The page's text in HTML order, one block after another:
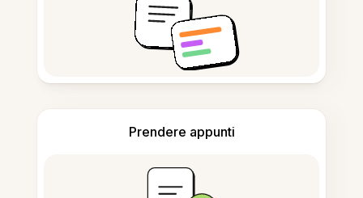
Prendere appunti